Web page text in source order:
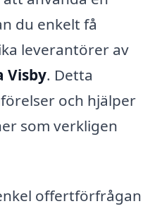
du enkelt få
leverantörer av
Visby. Detta
och hjälper
som verkligen
offertförfrågan